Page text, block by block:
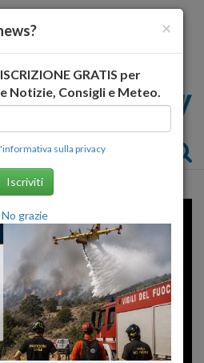
playable
×
GRATIS per
Notizie, Consigli e Meteo.
sulla privacy
Iscriviti
No grazie